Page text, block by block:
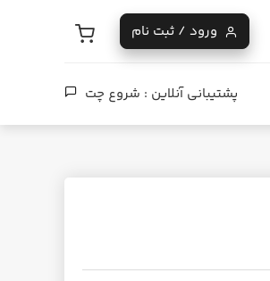
ورود / ثبت نام
پشتیبانی آنلاین : شروع چت